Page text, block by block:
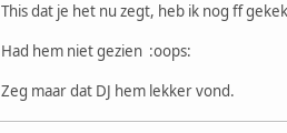
This dat je het nu zegt, heb ik nog ff
Had hem niet gezien :oops:
Zeg maar dat DJ hem lekker vond.